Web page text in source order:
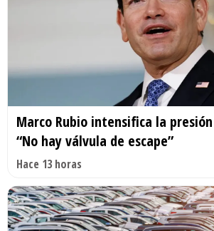
Marco Rubio intensifica la presión
“No hay válvula de escape”
Hace 13 horas